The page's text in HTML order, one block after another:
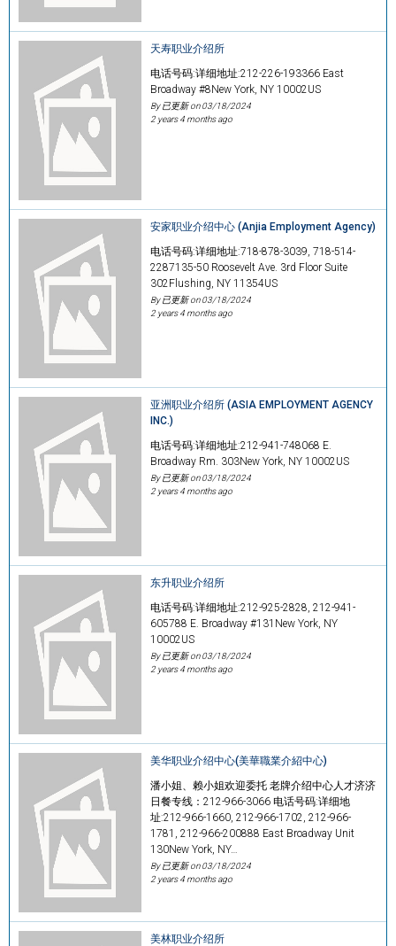
天寿职业介绍所
电话号码:详细地址:212-226-193366 East
Broadway #8New York, NY 10002US
By 已更新 on03/18/2024
2 years 4 months ago
安家职业介绍中心 (Anjia Employment Agency)
电话号码:详细地址:718-878-3039, 718-514-
2287135-50 Roosevelt Ave. 3rd Floor Suite
302Flushing, NY 11354US
By 已更新 on03/18/2024
2 years 4 months ago
亚洲职业介绍所 (ASIA EMPLOYMENT AGENCY
INC.)
电话号码:详细地址:212-941-748068 E.
Broadway Rm. 303New York, NY 10002US
By 已更新 on03/18/2024
2 years 4 months ago
东升职业介绍所
电话号码:详细地址:212-925-2828, 212-941-
605788 E. Broadway #131New York, NY
10002US
By 已更新 on03/18/2024
2 years 4 months ago
美华职业介绍中心(美華職業介紹中心)
潘小姐、赖小姐欢迎委托 老牌介绍中心人才济济
日餐专线：212-966-3066 电话号码:详细地
址:212-966-1660, 212-966-1702, 212-966-
1781, 212-966-200888 East Broadway Unit
130New York, NY…
By 已更新 on03/18/2024
2 years 4 months ago
美林职业介绍所